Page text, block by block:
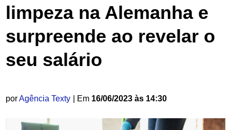
limpeza na Alemanha e
surpreende ao revelar o
seu salário
porAgência Texty | Em 16/06/2023 às 14:30